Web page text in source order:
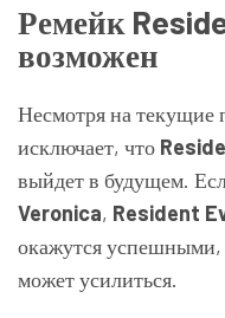
Ремейк
возможен
Несмотря на текущие
исключает, что
выйдет в будущем.
Veronica, Resident
окажутся успешными,
может усилиться.